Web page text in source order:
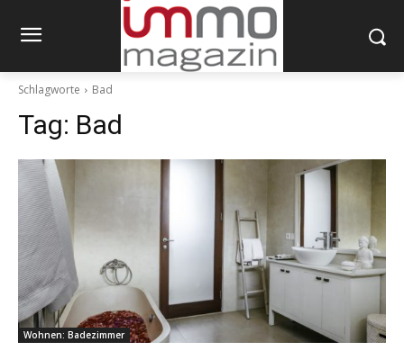
Schlagworte Bad
Tag: Bad
Wohnen: Badezimmer